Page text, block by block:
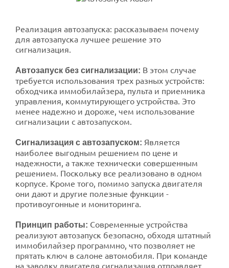
Реализация автозапуска: рассказываем почему
для автозапуска лучшее решение это
сигнализация.
Автозапуск без сигнализации: В этом случае
требуется использования трех разных устройств:
обходчика иммобилайзера, пульта и приемника
управления, коммутирующего устройства. Это
менее надежно и дороже, чем использование
сигнализации с автозапуском.
Сигнализация с автозапуском: Является
наиболее выгодным решением по цене и
надежности, а также технически совершенным
решением. Поскольку все реализовано в одном
корпусе. Кроме того, помимо запуска двигателя
они дают и другие полезные функции -
противоугонные и мониторинга.
Принцип работы: Современные устройства
реализуют автозапуск безопасно, обходя штатный
иммобилайзер программно, что позволяет не
прятать ключ в салоне автомобиля. При команде
на заводку двигателя сигнализация отправляет